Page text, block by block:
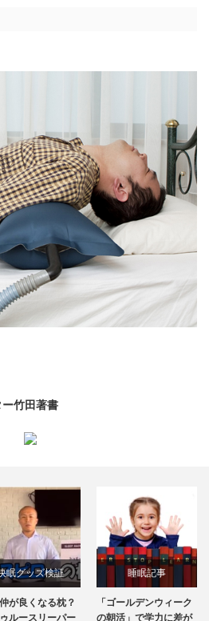
竹田著書
眠グッズ検証
が良くなる枕？
ゥルースリーパー
睡眠記事
「ゴールデンウィーク
の朝活」で学力に差が